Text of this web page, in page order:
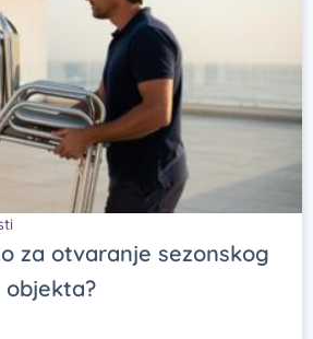
za otvaranje sezonskog